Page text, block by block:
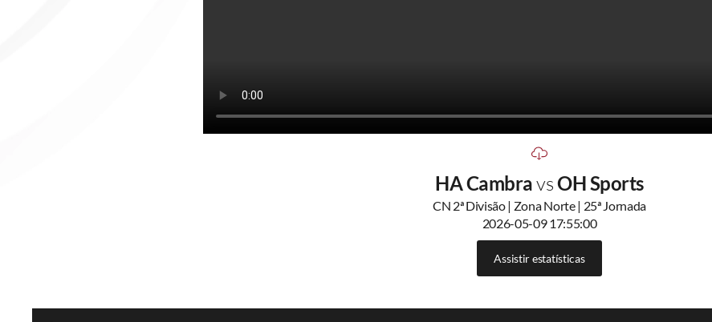
HA CambravsOH Sports
CN 2ª Divisão | Zona Norte | 25ª Jornada
2026-05-09 17:55:00
Assistir estatísticas